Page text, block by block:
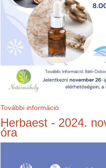
További információ
Herbaest - 2024.
óra